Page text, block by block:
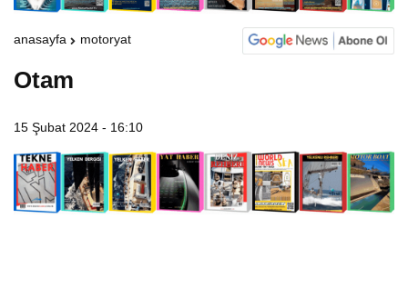
anasayfa motoryat
Otam
15 Şubat 2024 - 16:10